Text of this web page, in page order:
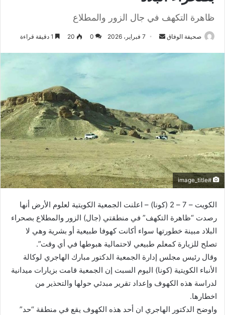
ظاهرة التكهف في جال الزور والمطلاع
صحيفة الوفاق
أرسل 7 فبراير، 2026 0
20
#image_title
الكويت – 7 – 2 (كونا) – اعلنت الجمعية الكويتية لعلوم الأرض أنها
رصدت “ظاهرة التكهف” في منطقتي (جال) الزور والمطلاع بصحراء
البلاد مبينة خطورتها سواء أكانت كهوفا طبيعية أو بشرية وهي لا
تصلح للزيارة كمعلم طبيعي لاحتمالية هبوطها في أي وقت”.
وقال رئيس مجلس إدارة الجمعية الدكتور مبارك الهاجري لوكالة
الأنباء الكويتية (كونا) اليوم السبت إن الجمعية قامت بزيارات ميدانية
لدراسة هذه الكهوف وإعداد تقرير مبدئي حولها والتحذير من
اخطارها.
واوضح الدكتور الهاجري ان أحد هذه الكهوف يقع في منطقة “حد”